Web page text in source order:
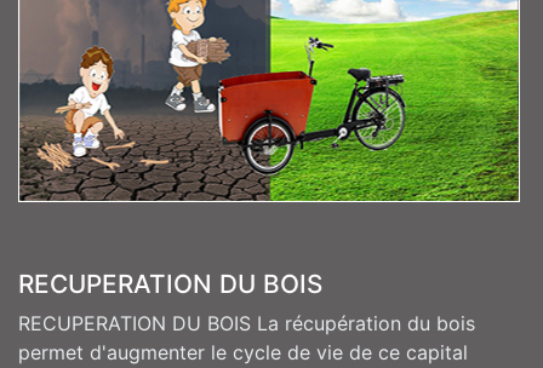
RECUPERATION DU BOIS
RECUPERATION DU BOIS La récupération du bois
permet d'augmenter le cycle de vie de ce capital